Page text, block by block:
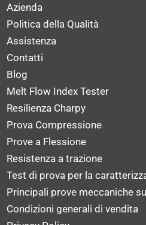
Azienda
Politica della Qualità
Assistenza
Contatti
Blog
Melt Flow Index Tester
Resilienza Charpy
Prova Compressione
Prove a Flessione
Resistenza a trazione
Test di prova per la
Principali prove meccaniche
Condizioni generali di vendita